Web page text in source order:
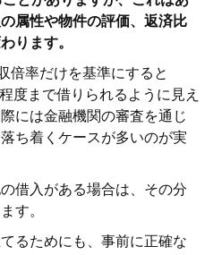
属性や物件の評価、返済比
ります。
倍率だけを基準にすると
度まで借りられるように見え
には金融機関の審査を通じ
ち着くケースが多いのが実
借入がある場合は、その分
す。
るためにも、事前に正確な